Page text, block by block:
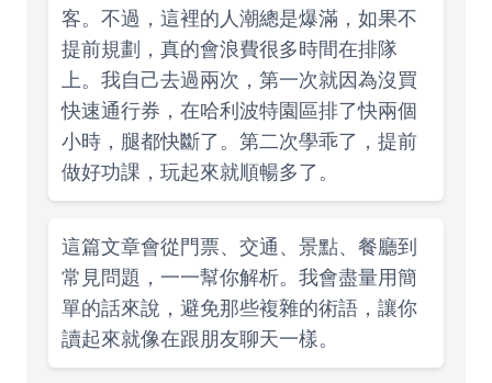
客。不過，這裡的人潮總是爆滿，如果不
提前規劃，真的會浪費很多時間在排隊
上。我自己去過兩次，第一次就因為沒買
快速通行券，在哈利波特園區排了快兩個
小時，腿都快斷了。第二次學乖了，提前
做好功課，玩起來就順暢多了。
這篇文章會從門票、交通、景點、餐廳到
常見問題，一一幫你解析。我會盡量用簡
單的話來說，避免那些複雜的術語，讓你
讀起來就像在跟朋友聊天一樣。